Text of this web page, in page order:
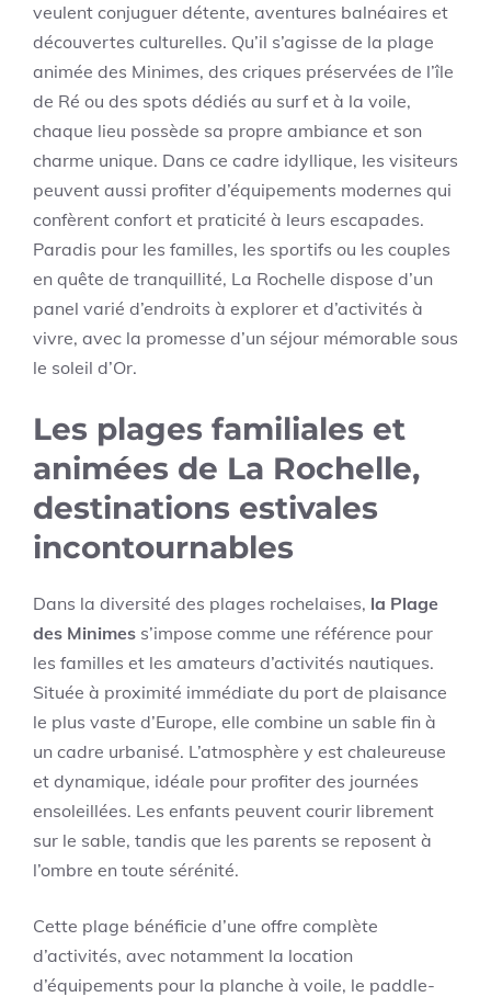
veulent conjuguer détente, aventures balnéaires et
découvertes culturelles. Qu’il s’agisse de la plage
animée des Minimes, des criques préservées de l’île
de Ré ou des spots dédiés au surf et à la voile,
chaque lieu possède sa propre ambiance et son
charme unique. Dans ce cadre idyllique, les visiteurs
peuvent aussi profiter d’équipements modernes qui
confèrent confort et praticité à leurs escapades.
Paradis pour les familles, les sportifs ou les couples
en quête de tranquillité, La Rochelle dispose d’un
panel varié d’endroits à explorer et d’activités à
vivre, avec la promesse d’un séjour mémorable sous
le soleil d’Or.
Les plages familiales et
animées de La Rochelle,
destinations estivales
incontournables
Dans la diversité des plages rochelaises, la Plage
des Minimes s’impose comme une référence pour
les familles et les amateurs d’activités nautiques.
Située à proximité immédiate du port de plaisance
le plus vaste d’Europe, elle combine un sable fin à
un cadre urbanisé. L’atmosphère y est chaleureuse
et dynamique, idéale pour profiter des journées
ensoleillées. Les enfants peuvent courir librement
sur le sable, tandis que les parents se reposent à
l’ombre en toute sérénité.
Cette plage bénéficie d’une offre complète
d’activités, avec notamment la location
d’équipements pour la planche à voile, le paddle-